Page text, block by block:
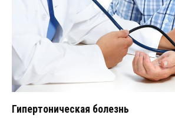
Гипертоническая болезнь